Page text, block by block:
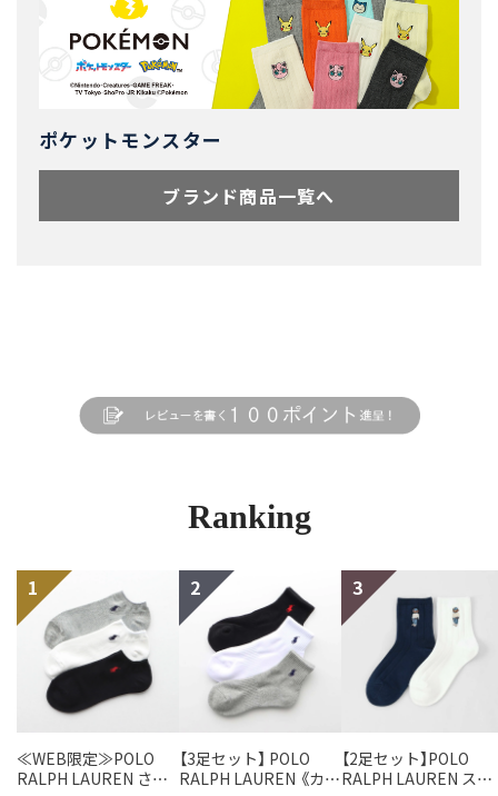
ポケットモンスター
ブランド商品一覧へ
Ranking
≪WEB限定≫POLO
RALPH LAUREN さら
【3足セット】 POLO
RALPH LAUREN 《カラ
【2足セット】POLO
RALPH LAUREN スタ